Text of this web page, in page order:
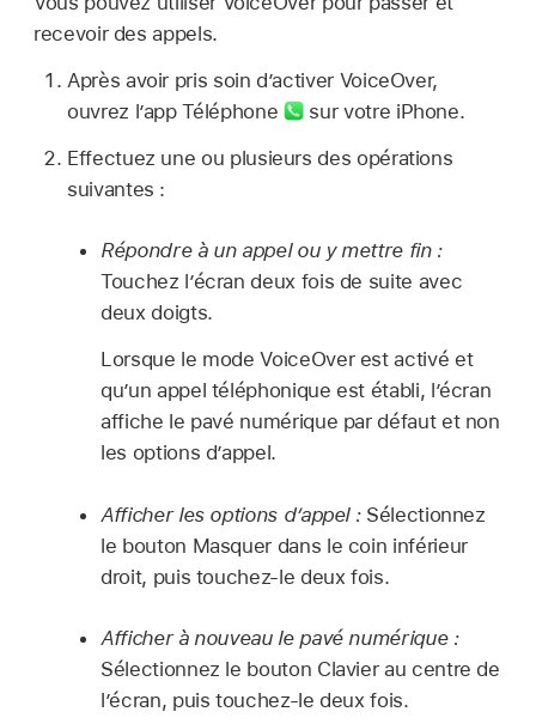
recevoir des appels.
Après avoir pris soin d’activer VoiceOver,
ouvrez l’app Téléphone
sur votre iPhone.
Effectuez une ou plusieurs des opérations
suivantes :
Répondre à un appel ou y mettre fin :
Touchez l’écran deux fois de suite avec
deux doigts.
Lorsque le mode VoiceOver est activé et
qu’un appel téléphonique est établi, l’écran
affiche le pavé numérique par défaut et non
les options d’appel.
Afficher les options d’appel :Sélectionnez
le bouton Masquer dans le coin inférieur
droit, puis touchez-le deux fois.
Afficher à nouveau le pavé numérique :
Sélectionnez le bouton Clavier au centre de
l’écran, puis touchez-le deux fois.